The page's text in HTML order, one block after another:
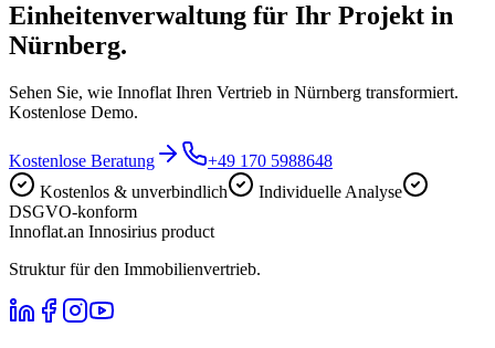
Einheitenverwaltung für Ihr Projekt in
Nürnberg.
Sehen Sie, wie Innoflat Ihren Vertrieb in Nürnberg transformiert.
Kostenlose Demo.
Kostenlose Beratung
+49 170 5988648
Kostenlos & unverbindlich
Individuelle Analyse
DSGVO-konform
Innoflat.an Innosirius product
Struktur für den Immobilienvertrieb.